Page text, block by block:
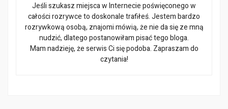
Jeśli szukasz miejsca w Internecie poświęconego w
całości rozrywce to doskonale trafiłeś. Jestem bardzo
rozrywkową osobą, znajomi mówią, że nie da się ze mną
nudzić, dlatego postanowiłam pisać tego bloga.
Mam nadzieję, że serwis Ci się podoba. Zapraszam do
czytania!